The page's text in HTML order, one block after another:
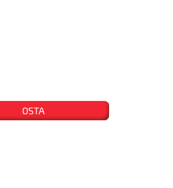
OSTA